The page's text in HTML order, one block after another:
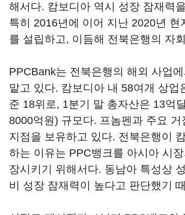
해서다. 캄보디아 역시 성장 잠재력
특히 2016년에 이어 지난 2020년 현
를 설립하고, 이듬해 전북은행의 자
PPCBank는 전북은행의 해외 사업
맡고 있다. 캄보디아 내 58여개 상업
준 18위로, 1분기 말 총자산은 13억
8000억원) 규모다. 프놈펜과 주요 거
지점을 보유하고 있다. 전북은행이
하는 이유는 PPC뱅크를 아시아 시
장시키기 위해서다. 동남아 특성상
비 성장 잠재력이 높다고 판단했기